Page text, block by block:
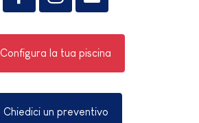
Configura la tua piscina
Chiedici un preventivo